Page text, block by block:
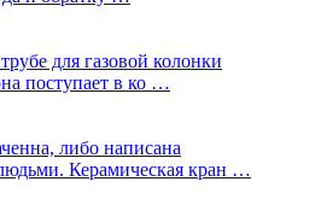
для газовой колонки
поступает в ко …
либо написана
Керамическая кран …